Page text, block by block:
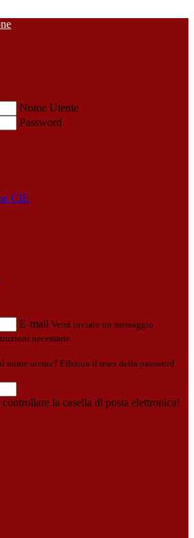
Nome Utente
Password
CIE
E-mail Verrà inviato un messaggio
necessarie.
nome utente? Effettua il reset della password
la casella di posta elettronica!